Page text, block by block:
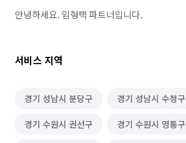
안녕하세요. 임형택 파트너입니다.
서비스 지역
경기 성남시 분당구 경기 성남시 수정구
경기 수원시 권선구 경기 수원시 영통구